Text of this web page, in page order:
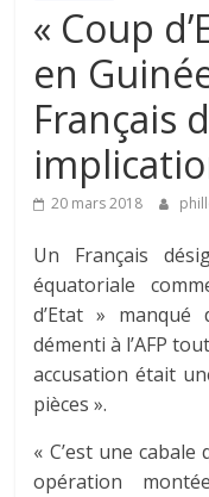
« Coup
en
Français
20 mars 2018
Un Français
équatoriale
d’Etat »
démenti à l’AFP
accusation était
pièces ».
« C’est une
opération